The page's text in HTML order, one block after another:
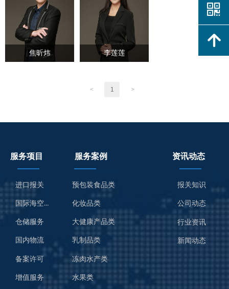
焦昕炜 李莲莲
< 1 >
服务项目
进口报关
国际海空运服务
仓储服务
国内物流
备案许可
增值服务
服务案例
预包装食品类
化妆品类
大健康产品类
乳制品类
冻肉水产类
水果类
资讯动态
报关知识
公司动态
行业资讯
新闻动态
낃
녕